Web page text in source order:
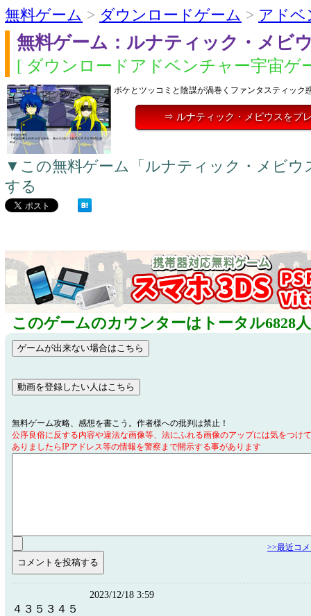
無料ゲーム > ダウンロードゲーム > アドベ
無料ゲーム：ルナティック・メビ
[ ダウンロードアドベンチャー宇宙ゲ
ボケとツッコミと陰謀が渦巻くファンタスティック
⇒ ルナティック・メビウスをプ
▼この無料ゲーム「ルナティック・メビウ
する
このゲームのカウンターはトータル6828
無料ゲーム攻略、感想を書こう。作者様への批判は禁止！
公序良俗に反する内容や違法な画像等、法にふれる画像のアップには気をつけ
ありましたらIPアドレス等の情報を警察まで開示する事があります
>>最近コ
2023/12/18 3:59
４３５３４５